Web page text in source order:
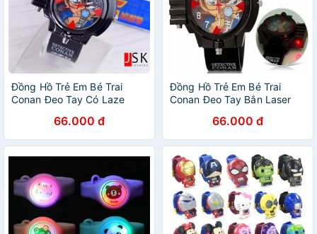
Đồng Hồ Trẻ Em Bé Trai
Conan Đeo Tay Có Laze
66.000 đ
Đồng Hồ Trẻ Em Bé Trai
Conan Đeo Tay Bắn Laser
66.000 đ